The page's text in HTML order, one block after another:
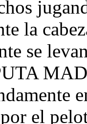
la
se
el